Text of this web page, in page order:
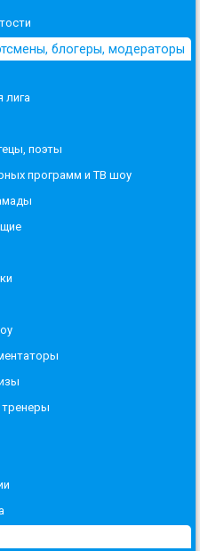
блогеры, модераторы
лига
поэты
программ и ТВ шоу